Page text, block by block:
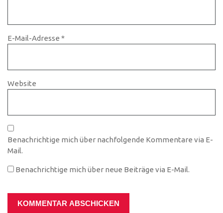
E-Mail-Adresse *
Website
Benachrichtige mich über nachfolgende Kommentare via E-
Mail.
Benachrichtige mich über neue Beiträge via E-Mail.